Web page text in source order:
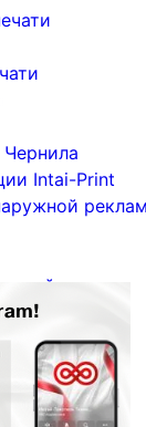
Чернила
Intai-Print
печати